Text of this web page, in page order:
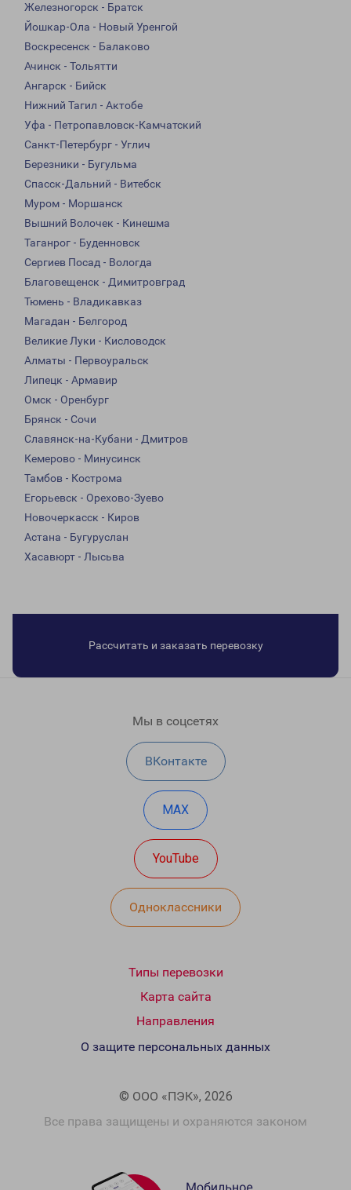
Железногорск - Братск
Йошкар-Ола - Новый Уренгой
Воскресенск - Балаково
Ачинск - Тольятти
Ангарск - Бийск
Нижний Тагил - Актобе
Уфа - Петропавловск-Камчатский
Санкт-Петербург - Углич
Березники - Бугульма
Спасск-Дальний - Витебск
Муром - Моршанск
Вышний Волочек - Кинешма
Таганрог - Буденновск
Сергиев Посад - Вологда
Благовещенск - Димитровград
Тюмень - Владикавказ
Магадан - Белгород
Великие Луки - Кисловодск
Алматы - Первоуральск
Липецк - Армавир
Омск - Оренбург
Брянск - Сочи
Славянск-на-Кубани - Дмитров
Кемерово - Минусинск
Тамбов - Кострома
Егорьевск - Орехово-Зуево
Новочеркасск - Киров
Астана - Бугуруслан
Хасавюрт - Лысьва
Рассчитать и заказать перевозку
Мы в соцсетях
ВКонтакте
MAX
YouTube
Одноклассники
Типы перевозки
Карта сайта
Направления
© ООО «ПЭК», 2026
Все права защищены и охраняются законом
О защите персональных данных